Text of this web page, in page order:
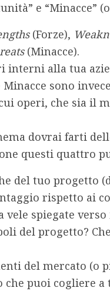
e “Minacce”
(Forze),
(Minacce).
alla tua
sono
operi, che sia il
dovrai farti
questi quattro
del tuo progetto
rispetto ai
spiegate
del progetto?
del mercato (o
puoi cogliere a